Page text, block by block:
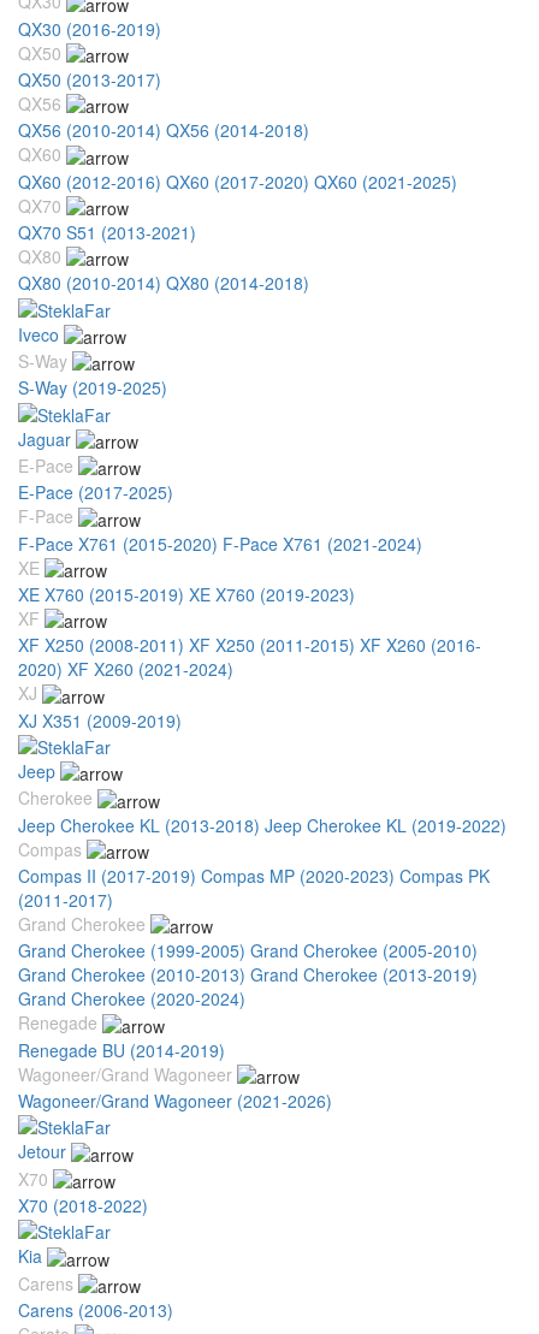
QX30 (2016-2019)
QX50
QX50 (2013-2017)
QX56
QX56 (2010-2014) QX56 (2014-2018)
QX60
QX60 (2012-2016) QX60 (2017-2020) QX60 (2021-2025)
QX70
QX70 S51 (2013-2021)
QX80
QX80 (2010-2014) QX80 (2014-2018)
Iveco
S-Way
S-Way (2019-2025)
Jaguar
E-Pace
E-Pace (2017-2025)
F-Pace
F-Pace X761 (2015-2020) F-Pace X761 (2021-2024)
XE
XE X760 (2015-2019) XE X760 (2019-2023)
XF
XF X250 (2008-2011) XF X250 (2011-2015) XF X260 (2016-
2020) XF X260 (2021-2024)
XJ
XJ X351 (2009-2019)
Jeep
Cherokee
Jeep Cherokee KL (2013-2018) Jeep Cherokee KL (2019-2022)
Compas
Compas II (2017-2019) Compas MP (2020-2023) Compas PK
(2011-2017)
Grand Cherokee
Grand Cherokee (1999-2005) Grand Cherokee (2005-2010)
Grand Cherokee (2010-2013) Grand Cherokee (2013-2019)
Grand Cherokee (2020-2024)
Renegade
Renegade BU (2014-2019)
Wagoneer/Grand Wagoneer
Wagoneer/Grand Wagoneer (2021-2026)
Jetour
X70
X70 (2018-2022)
Kia
Carens
Carens (2006-2013)